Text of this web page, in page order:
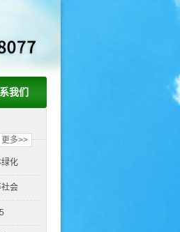
我们
更多>>
化
会